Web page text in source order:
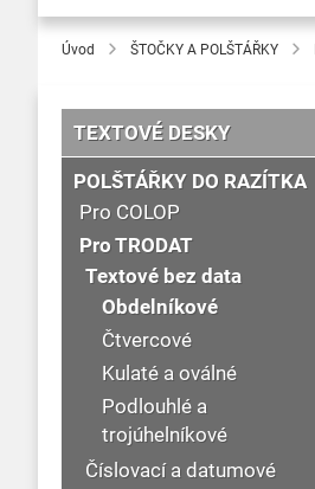
Úvod ŠTOČKY A POLŠTÁŘKY
TEXTOVÉ DESKY
POLŠTÁŘKY DO RAZÍTKA
Pro COLOP
Pro TRODAT
Textové bez data
Obdelníkové
Čtvercové
Kulaté a oválné
Podlouhlé a
trojúhelníkové
Číslovací a datumové